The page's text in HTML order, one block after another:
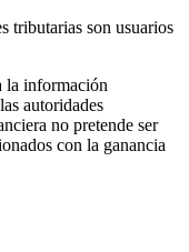
tributarias son usuarios
la información
autoridades
no pretende ser
con la ganancia